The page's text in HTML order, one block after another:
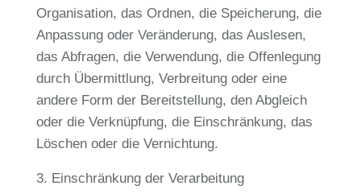
Organisation, das Ordnen, die Speicherung, die
Anpassung oder Veränderung, das Auslesen,
das Abfragen, die Verwendung, die Offenlegung
durch Übermittlung, Verbreitung oder eine
andere Form der Bereitstellung, den Abgleich
oder die Verknüpfung, die Einschränkung, das
Löschen oder die Vernichtung.
Einschränkung der Verarbeitung